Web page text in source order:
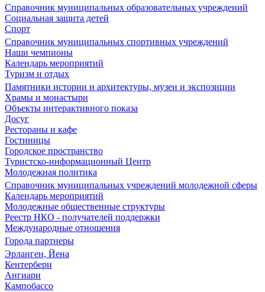
Справочник муниципальных образовательных учреждений
Социальная защита детей
Спорт
Справочник муниципальных спортивных учреждений
Наши чемпионы
Календарь мероприятий
Туризм и отдых
Памятники истории и архитектуры, музеи и экспозиции
Храмы и монастыри
Объекты интерактивного показа
Досуг
Рестораны и кафе
Гостиницы
Городское пространство
Туристско-информационный Центр
Молодежная политика
Справочник муниципальных учреждений молодежной сферы
Календарь мероприятий
Молодежные общественные структуры
Реестр НКО - получателей поддержки
Международные отношения
Города партнеры
Эрланген, Йена
Кентербери
Ангиари
Кампобассо